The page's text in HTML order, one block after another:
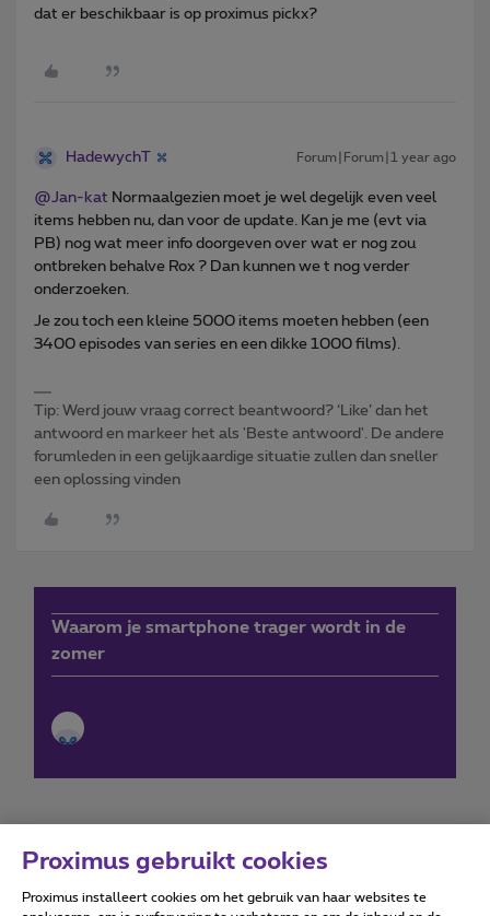
dat er beschikbaar is op proximus pickx?
HadewychT Forum|Forum|1 year ago
@Jan-kat Normaalgezien moet je wel degelijk even veel
items hebben nu, dan voor de update. Kan je me (evt via
PB) nog wat meer info doorgeven over wat er nog zou
ontbreken behalve Rox ? Dan kunnen we t nog verder
onderzoeken.
Je zou toch een kleine 5000 items moeten hebben (een
3400 episodes van series en een dikke 1000 films).
Tip: Werd jouw vraag correct beantwoord? ‘Like’ dan het
antwoord en markeer het als 'Beste antwoord'. De andere
forumleden in een gelijkaardige situatie zullen dan sneller
een oplossing vinden
Waarom je smartphone trager wordt in de
zomer
Forumvoorwaarden Accessibility statement
Proximus gebruikt cookies
Proximus installeert cookies om het gebruik van haar websites te